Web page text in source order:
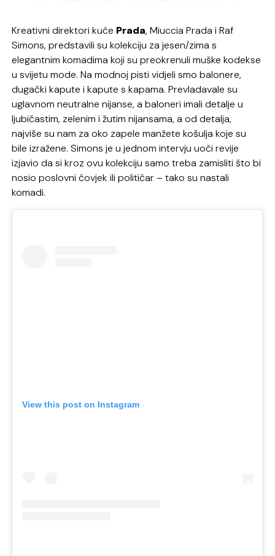
Kreativni direktori kuće Prada, Miuccia Prada i Raf
Simons, predstavili su kolekciju za jesen/zima s
elegantnim komadima koji su preokrenuli muške kodekse
u svijetu mode. Na modnoj pisti vidjeli smo balonere,
dugački kapute i kapute s kapama. Prevladavale su
uglavnom neutralne nijanse, a baloneri imali detalje u
ljubičastim, zelenim i žutim nijansama, a od detalja,
najviše su nam za oko zapele manžete košulja koje su
bile izražene. Simons je u jednom intervju uoči revije
izjavio da si kroz ovu kolekciju samo treba zamisliti što bi
nosio poslovni čovjek ili političar – tako su nastali
komadi.
View this post on Instagram